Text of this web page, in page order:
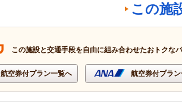
この施
この施設と交通手段を自由に組み合わせたおトクな
航空券付プラン一覧へ 航空券付プラ